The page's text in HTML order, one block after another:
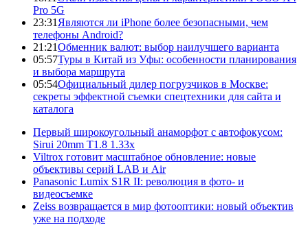
Pro 5G
23:31 Являются ли iPhone более безопасными, чем
телефоны Android?
21:21Обменник валют: выбор наилучшего варианта
05:57Туры в Китай из Уфы: особенности планирования
и выбора маршрута
05:54Официальный дилер погрузчиков в Москве:
секреты эффектной съемки спецтехники для сайта и
каталога
Первый широкоугольный анаморфот с автофокусом:
Sirui 20mm T1.8 1.33x
Viltrox готовит масштабное обновление: новые
объективы серий LAB и Air
Panasonic Lumix S1R II: революция в фото- и
видеосъемке
Zeiss возвращается в мир фотооптики: новый объектив
уже на подходе